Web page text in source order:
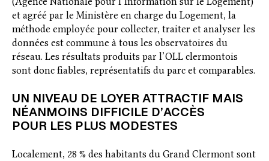
et agréé par le Ministère en charge du Logement, la
méthode employée pour collecter, traiter et analyser les
données est commune à tous les observatoires du
réseau. Les résultats produits par l’OLL clermontois
sont donc fiables, représentatifs du parc et comparables.
UN NIVEAU DE LOYER ATTRACTIF MAIS
NÉANMOINS DIFFICILE D’ACCÈS
POUR LES PLUS MODESTES
Localement, 28 % des habitants du Grand Clermont sont